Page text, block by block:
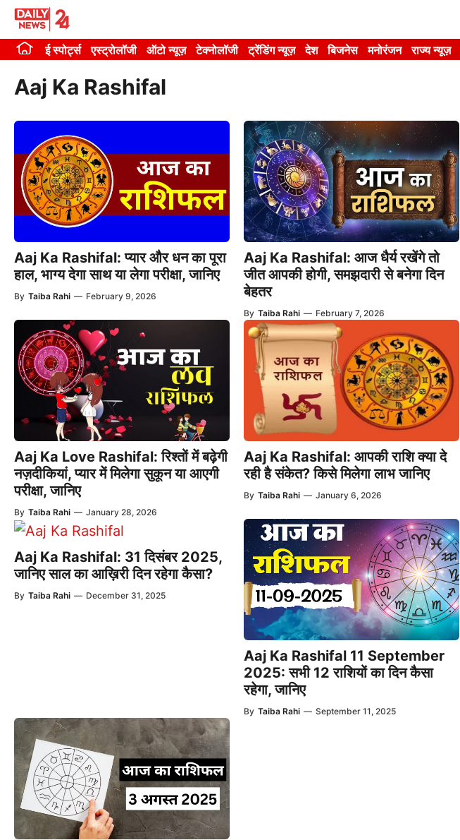
Skip
contentई स्पोर्ट्स एस्ट्रोलॉजी ऑटो न्यूज़ टेक्नोलॉजी ट्रेंडिंग न्यूज़ देश बिजनेस मनोरंजन राज्य न्यूज़
Aaj Ka Rashifal
Aaj Ka Rashifal: प्यार और धन का पूरा
हाल, भाग्य देगा साथ या लेगा परीक्षा, जानिए
By Taiba Rahi — February 9, 2026
Aaj Ka Rashifal: आज धैर्य रखेंगे तो
जीत आपकी होगी, समझदारी से बनेगा दिन
बेहतर
By Taiba Rahi — February 7, 2026
Aaj Ka Love Rashifal: रिश्तों में बढ़ेगी
नज़दीकियां, प्यार में मिलेगा सुकून या आएगी
परीक्षा, जानिए
By Taiba Rahi — January 28, 2026
Aaj Ka Rashifal: आपकी राशि क्या दे
रही है संकेत? किसे मिलेगा लाभ जानिए
By Taiba Rahi — January 6, 2026
Aaj Ka Rashifal: 31 दिसंबर 2025,
जानिए साल का आख़िरी दिन रहेगा कैसा?
By Taiba Rahi — December 31, 2025
Aaj Ka Rashifal 11 September
2025: सभी 12 राशियों का दिन कैसा
रहेगा, जानिए
By Taiba Rahi — September 11, 2025